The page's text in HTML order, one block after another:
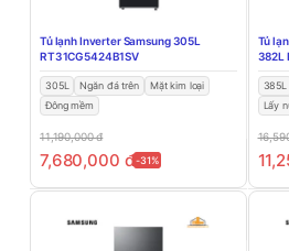
Tủ lạnh Inverter Samsung 305L
RT31CG5424B1SV
305L Ngăn đá trên
Mặt kim loại
Đông mềm
11,190,000đ
7,680,000 đ-31%
Tủ
382L
385L
Lấy